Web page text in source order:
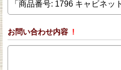
お問い合わせ内容 !